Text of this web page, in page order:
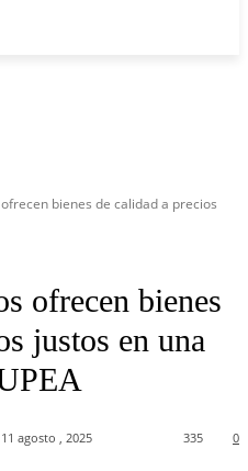
bienes de calidad a precios
ofrecen bienes
justos en una
11 agosto , 2025 0
335